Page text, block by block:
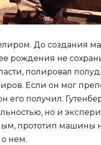
До создания
рождения не
полировал
Если он мог
его получил.
но и
прототип машины
о нем.